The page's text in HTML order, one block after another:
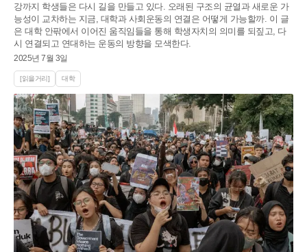
강까지 학생들은 다시 길을 만들고 있다. 오래된 구조의 균열과 새로운 가
능성이 교차하는 지금, 대학과 사회운동의 연결은 어떻게 가능할까. 이 글
은 대학 안팎에서 이어진 움직임들을 통해 학생자치의 의미를 되짚고, 다
시 연결되고 연대하는 운동의 방향을 모색한다.
2025년 7월 3일
[읽을거리] 대학